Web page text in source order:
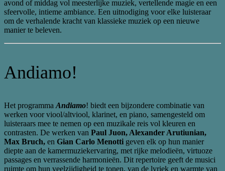
avond of middag vol meesterlijke muziek, vertellende magie en een
sfeervolle, intieme ambiance. Een uitnodiging voor elke luisteraar
om de verhalende kracht van klassieke muziek op een nieuwe
manier te beleven.
Andiamo!
Het programma Andiamo! biedt een bijzondere combinatie van
werken voor viool/altviool, klarinet, en piano, samengesteld om
luisteraars mee te nemen op een muzikale reis vol kleuren en
contrasten. De werken van Paul Juon, Alexander Arutiunian,
Max Bruch, en Gian Carlo Menotti geven elk op hun manier
diepte aan de kamermuziekervaring, met rijke melodieën, virtuoze
passages en verrassende harmonieën. Dit repertoire geeft de musici
ruimte om hun veelzijdigheid te tonen, van de lyriek en warmte van